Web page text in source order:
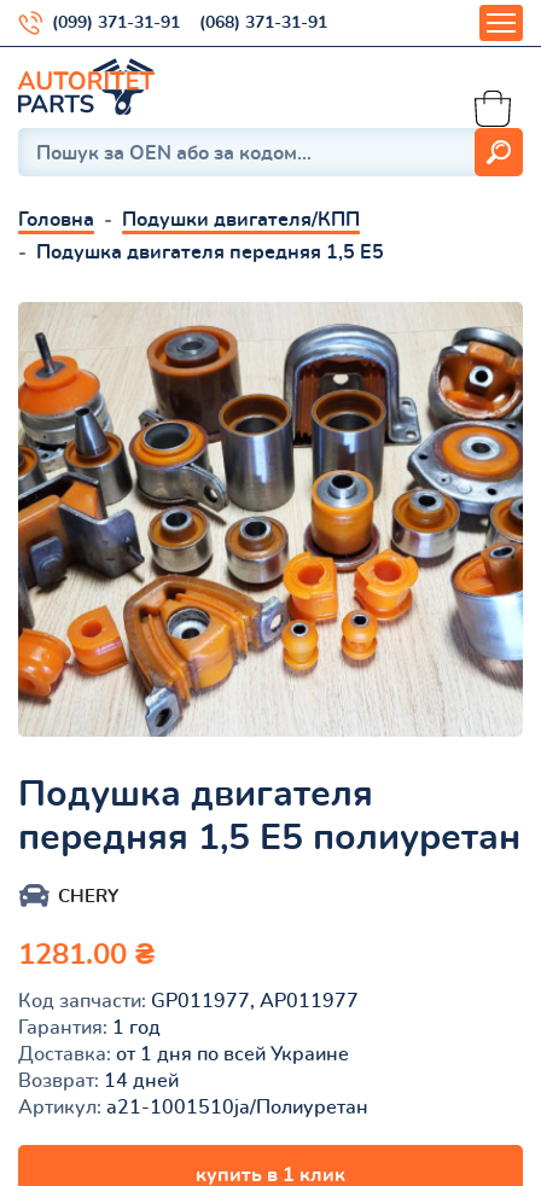
(099) 371-31-91 (068) 371-31-91
Головна
Подушки двигателя/КПП
Подушка двигателя передняя 1,5 Е5
Подушка двигателя
передняя 1,5 Е5 полиуретан
CHERY
1281.00 ₴
Код запчасти: GP011977, AP011977
Гарантия: 1 год
Доставка: от 1 дня по всей Украине
Возврат: 14 дней
Артикул: a21-1001510ja/Полиуретан
купить в 1 клик